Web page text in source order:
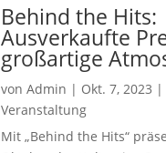
Behind the Hits:
Ausverkaufte
großartige
von Admin | Okt. 7, 2023 |
Veranstaltung
Mit „Behind the Hits“